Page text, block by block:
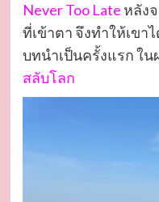
Never Too Late หลัง
ที่เข้าตา จึงทำให้เขา
บทนำเป็นครั้งแรก ใ
สลับโลก